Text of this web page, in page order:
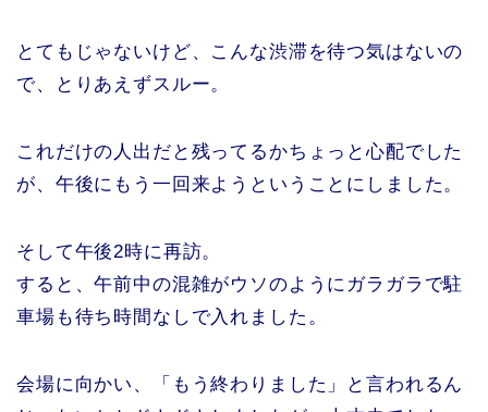
とてもじゃないけど、こんな渋滞を待つ気はないの
で、とりあえずスルー。
これだけの人出だと残ってるかちょっと心配でした
が、午後にもう一回来ようということにしました。
そして午後2時に再訪。
すると、午前中の混雑がウソのようにガラガラで駐
車場も待ち時間なしで入れました。
会場に向かい、「もう終わりました」と言われるん